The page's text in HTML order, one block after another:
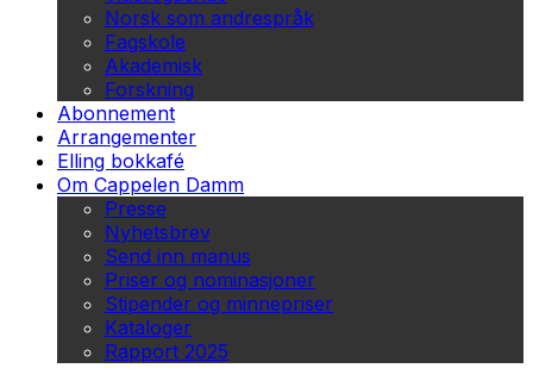
Norsk som andrespråk
Fagskole
Akademisk
Forskning
Abonnement
Arrangementer
Elling bokkafé
Om Cappelen Damm
Presse
Nyhetsbrev
Send inn manus
Priser og nominasjoner
Stipender og minnepriser
Kataloger
Rapport 2025